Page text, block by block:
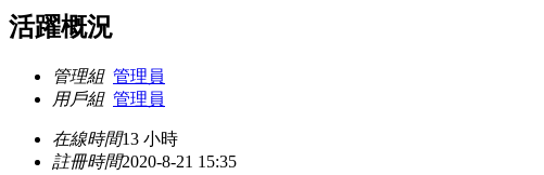
活躍概況
管理組 管理員
用戶組 管理員
在線時間13 小時
註冊時間2020-8-21 15:35